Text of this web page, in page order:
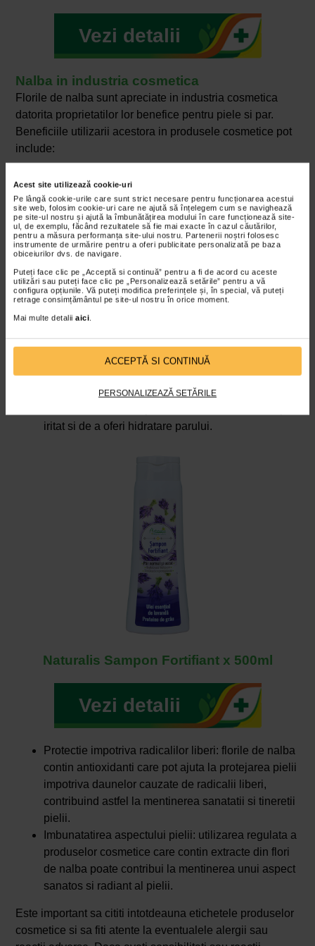
Acest site utilizează cookie-uri
Pe lângă cookie-urile care sunt strict necesare pentru funcționarea acestui
site web, folosim cookie-uri care ne ajută să înțelegem cum se navighează
pe site-ul nostru și ajută la îmbunătățirea modului în care funcționează site-
ul, de exemplu, făcând rezultatele să fie mai exacte în cazul căutărilor,
pentru a măsura performanța site-ului nostru. Partenerii noștri folosesc
instrumente de urmărire pentru a oferi publicitate personalizată pe baza
obiceiurilor dvs. de navigare.
Puteți face clic pe „Acceptă si continuă” pentru a fi de acord cu aceste
utilizări sau puteți face clic pe „Personalizează setările” pentru a vă
configura opțiunile. Vă puteți modifica preferințele și, în special, vă puteți
retrage consimțământul pe site-ul nostru în orice moment.
Mai multe detalii aici.
ACCEPTĂ SI CONTINUĂ
PERSONALIZEAZĂ SETĂRILE
Vezi detalii
Nalba in industria cosmetica
Florile de nalba sunt apreciate in industria cosmetica
datorita proprietatilor lor benefice pentru piele si par.
Beneficiile utilizarii acestora in produsele cosmetice pot
include:
mucilaginoase care au capacitatea de a retine
umiditatea si de a hidrata pielea. Astfel, acestea pot
fi folosite in creme si lotiuni, pentru a mentine
pielea hidratata si catifelata.
Proprietati emoliente: substantele emoliente din
flori pot ajuta la inmuierea si catifelarea pielii,
contribuind la reducerea uscaciunii si a asprimii.
Antiinflamator: florile de nalba pot avea efecte
antiinflamatoare asupra pielii, ajutand la calmarea
iritatiilor, rosetii sau a altor probleme cutanate
Sustinerea sanatatii scalpului: unele produse
pentru ingrijirea parului folosesc extracte din flori
iritat si de a oferi hidratare parului.
Naturalis Sampon Fortifiant x 500ml
Vezi detalii
Protectie impotriva radicalilor liberi: florile de nalba
contin antioxidanti care pot ajuta la protejarea pielii
impotriva daunelor cauzate de radicalii liberi,
contribuind astfel la mentinerea sanatatii si tineretii
pielii.
Imbunatatirea aspectului pielii: utilizarea regulata a
produselor cosmetice care contin extracte din flori
de nalba poate contribui la mentinerea unui aspect
sanatos si radiant al pielii.
Este important sa cititi intotdeauna etichetele produselor
cosmetice si sa fiti atente la eventualele alergii sau